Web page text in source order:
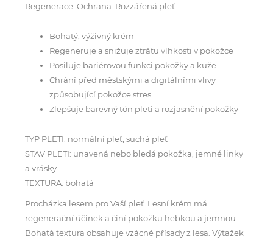
Regenerace. Ochrana. Rozzářená pleť.
Bohatý, výživný krém
Regeneruje a snižuje ztrátu vlhkosti v pokožce
Posiluje bariérovou funkci pokožky a kůže
Chrání před městskými a digitálními vlivy
způsobující pokožce stres
Zlepšuje barevný tón pleti a rozjasnění pokožky
TYP PLETI: normální pleť, suchá pleť
STAV PLETI: ​​unavená nebo bledá pokožka, jemné linky
a vrásky
TEXTURA: bohatá
Procházka lesem pro Vaší pleť. Lesní krém má
regenerační účinek a činí pokožku hebkou a jemnou.
Bohatá textura obsahuje vzácné přísady z lesa. Výtažek